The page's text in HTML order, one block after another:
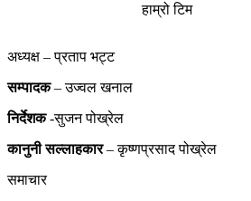
हाम्रो टिम
अध्यक्ष – प्रताप भट्ट
सम्पादक– उज्वल खनाल
निर्देशक-सुजन पोख्रेल
कानुनी सल्लाहकार– कृष्णप्रसाद पोख्रेल
समाचार